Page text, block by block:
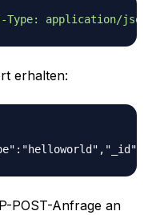
Type: application/json"
erhalten:
POST-Anfrage an